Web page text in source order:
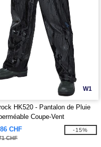
W1
HK520 - Pantalon de Pluie
Coupe-Vent
CHF
CHF
-15%